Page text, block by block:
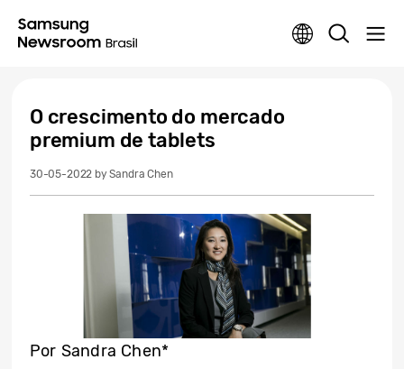
O crescimento do mercado
premium de tablets
30-05-2022 by Sandra Chen
Por Sandra Chen*